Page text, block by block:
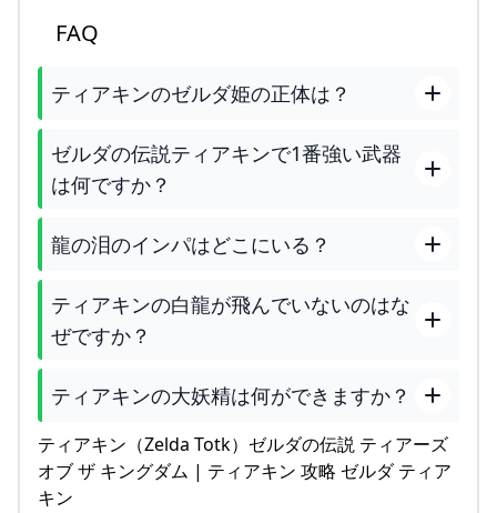
FAQ
ティアキンのゼルダ姫の正体は？
ゼルダの伝説ティアキンで1番強い武器
は何ですか？
龍の泪のインパはどこにいる？
ティアキンの白龍が飛んでいないのはな
ぜですか？
ティアキンの大妖精は何ができますか？
ティアキン（Zelda Totk）ゼルダの伝説 ティアーズ
オブ ザ キングダム | ティアキン 攻略 ゼルダ ティア
キン